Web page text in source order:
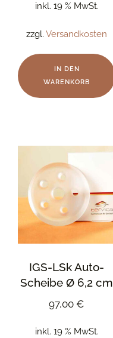
inkl. 19 % MwSt.
zzgl. Versandkosten
IN DEN
WARENKORB
IGS-LSk Auto-
Scheibe Ø 6,2 cm
97,00 €
inkl. 19 % MwSt.